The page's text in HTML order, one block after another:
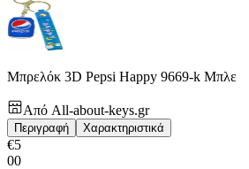
Μπρελόκ 3D Pepsi Happy 9669-k Μπλε
Από All-about-keys.gr
Περιγραφή Χαρακτηριστικά
€5
00